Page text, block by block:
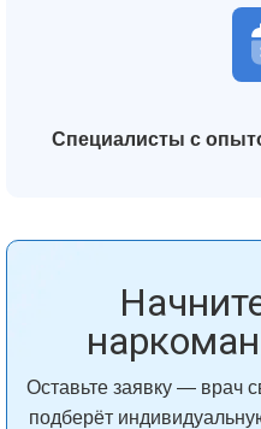
Специалисты с
Оставьте заявку — врач
подберёт